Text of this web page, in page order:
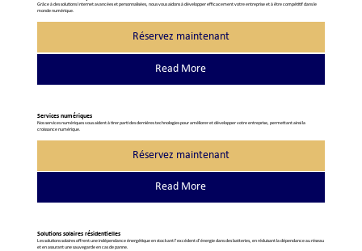
Grâce à des solutions Internet avancées et personnalisées, nous vous aidons à développer efficacement votre entreprise et à être compétitif dans le
monde numérique.
Réservez maintenant
Read More
Services numériques
Nos services numériques vous aident à tirer parti des dernières technologies pour améliorer et développer votre entreprise, permettant ainsi la
croissance numérique.
Réservez maintenant
Read More
Solutions solaires résidentielles
Les solutions solaires offrent une indépendance énergétique en stockant l’excédent d’énergie dans des batteries, en réduisant la dépendance au réseau
et en assurant une sauvegarde en cas de panne.